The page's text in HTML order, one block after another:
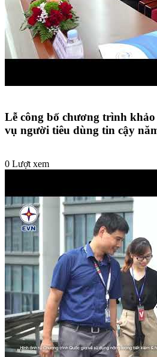
Lễ công bố chương trình
vụ người tiêu dùng tin cậy
0 Lượt xem